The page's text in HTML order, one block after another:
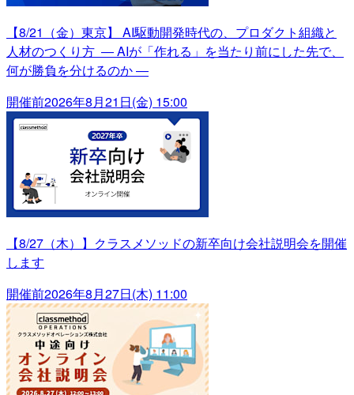
【8/21（金）東京】 AI駆動開発時代の、プロダクト組織と
人材のつくり方 ― AIが「作れる」を当たり前にした先で、
何が勝負を分けるのか ―
開催前2026年8月21日(金) 15:00
【8/27（木）】クラスメソッドの新卒向け会社説明会を開催
します
開催前2026年8月27日(木) 11:00